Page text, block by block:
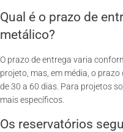
Qual é o prazo de
metálico?
O prazo de entrega varia
projeto, mas, em média, o
de 30 a 60 dias. Para projetos
mais específicos.
Os reservatórios